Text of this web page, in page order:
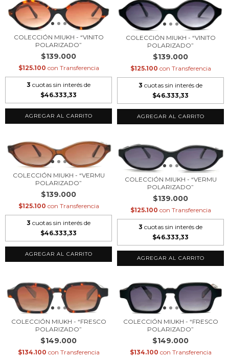
COLECCIÓN MIUKH - “VINITO
POLARIZADO”
$139.000
$125.100 con Transferencia
3 cuotas sin interés de
$46.333,33
COLECCIÓN MIUKH - “VINITO
POLARIZADO”
$139.000
$125.100 con Transferencia
3 cuotas sin interés de
$46.333,33
COLECCIÓN MIUKH - “VERMU
POLARIZADO”
$139.000
$125.100 con Transferencia
3 cuotas sin interés de
$46.333,33
COLECCIÓN MIUKH - “VERMU
POLARIZADO”
$139.000
$125.100 con Transferencia
3 cuotas sin interés de
$46.333,33
COLECCIÓN MIUKH - “FRESCO
POLARIZADO”
$149.000
$134.100 con Transferencia
COLECCIÓN MIUKH - “FRESCO
POLARIZADO”
$149.000
$134.100 con Transferencia